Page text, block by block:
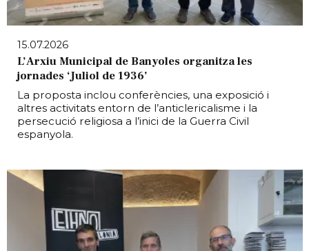
15.07.2026
L’Arxiu Municipal de Banyoles organitza les
jornades ‘Juliol de 1936’
La proposta inclou conferències, una exposició i
altres activitats entorn de l’anticlericalisme i la
persecució religiosa a l’inici de la Guerra Civil
espanyola.